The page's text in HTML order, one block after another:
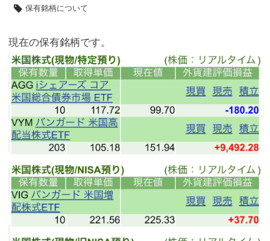
保有銘柄について
現在の保有銘柄です。